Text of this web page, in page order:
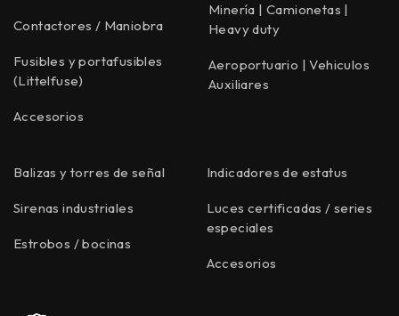
Contactores / Maniobra
Fusibles y portafusibles
(Littelfuse)
Accesorios
Minería | Camionetas |
Heavy duty
Aeroportuario | Vehiculos
Auxiliares
Balizas y torres de señal
Sirenas industriales
Estrobos / bocinas
Indicadores de estatus
Luces certificadas / series
especiales
Accesorios